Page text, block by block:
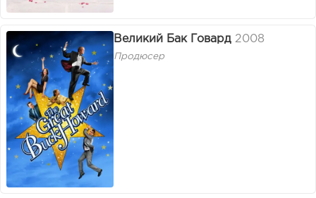
Великий Бак Говард 2008
Продюсер